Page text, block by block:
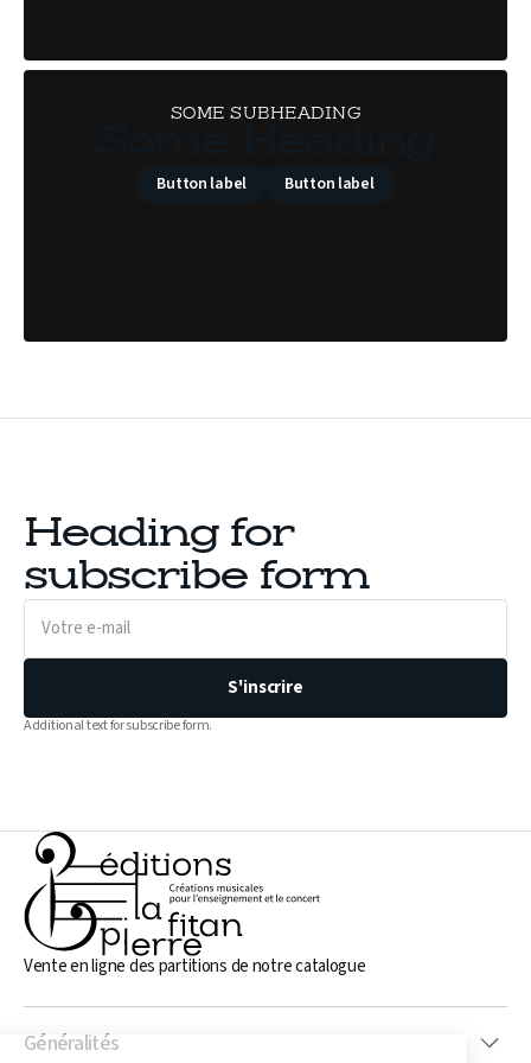
SOME SUBHEADING
Button label Button label
Heading for
subscribe form
Votre
mail
S'inscrire
Additional text for subscribe form.
Vente en ligne des partitions de notre catalogue
Généralités